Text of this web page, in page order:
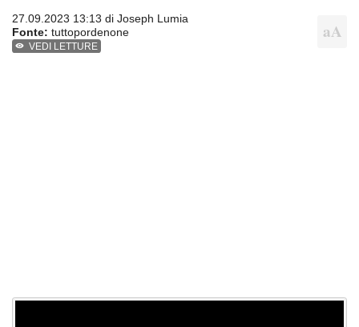
27.09.2023 13:13 di Joseph Lumia
Fonte: tuttopordenone
VEDI LETTURE